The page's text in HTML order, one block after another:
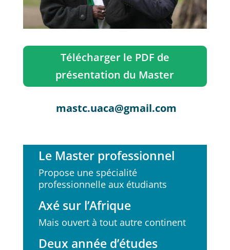
Télécharger le PDF de
présentation du Master
mastc.uaca@gmail.com
Le Master professionnel
Propose une spécialité
professionnelle aux étudiants
Axé sur l’Afrique
Mais ouvert à tout autre continent
Deux année d’études